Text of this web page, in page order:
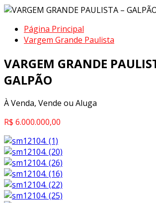
Página Principal
Vargem Grande Paulista
VARGEM GRANDE
GALPÃO
À Venda, Vende ou Aluga
R$ 6.000.000,00